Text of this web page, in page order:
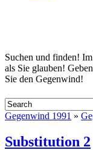
Startseite
Suchen und finden!
als Sie glauben!
Sie den Gegenwind!
Gegenwind 1991 »
Substitution 2